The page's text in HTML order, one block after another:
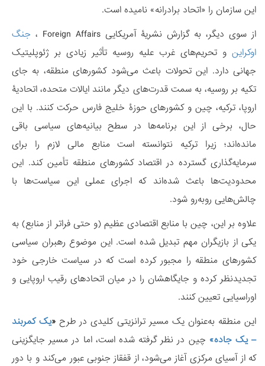
این سازمان را «اتحاد برادرانه» نامیده است.
از سوی دیگر، به گزارش نشریۀ آمریکایی Foreign Affairs ،
جنگ
اوکراین و تحریم‌های غرب علیه روسیه تأثیر زیادی بر ژئوپلیتیک
جهانی دارد. این تحولات باعث می‌شود کشورهای منطقه، به جای
تکیه بر روسیه، به سمت قدرت‌های دیگر مانند ایالات متحده، اتحادیۀ
اروپا، ترکیه، چین و کشورهای حوزۀ خلیج فارس حرکت کنند. با این
حال، برخی از این برنامه‌ها در سطح بیانیه‌های سیاسی باقی
مانده‌اند؛ زیرا ترکیه نتوانسته است منابع مالی لازم را برای
سرمایه‌گذاری گسترده در اقتصاد کشورهای منطقه تأمین کند. این
محدودیت‌ها باعث شده‌اند که اجرای عملی این سیاست‌ها با
چالش‌هایی روبه‌رو شود.
علاوه بر این، چین با منابع اقتصادی عظیم (و حتی فراتر از منابع) به
یکی از بازیگران مهم تبدیل شده است. این موضوع رهبران سیاسی
کشورهای منطقه را مجبور کرده است که در سیاست خارجی خود
تجدیدنظر کرده و جایگاهشان را در میان اتحادهای رقیب اروپایی و
اوراسیایی تعیین کنند.
این منطقه به‌عنوان یک مسیر ترانزیتی کلیدی در طرح«یک کمربند
– یک جاده» چین در نظر گرفته شده است، اما در مسیر جایگزینی
که از آسیای مرکزی آغاز می‌شود، از قفقاز جنوبی عبور می‌کند و با دور